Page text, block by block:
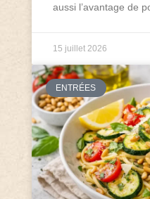
aussi l’avantage de
15 juillet 2026
ENTRÉES